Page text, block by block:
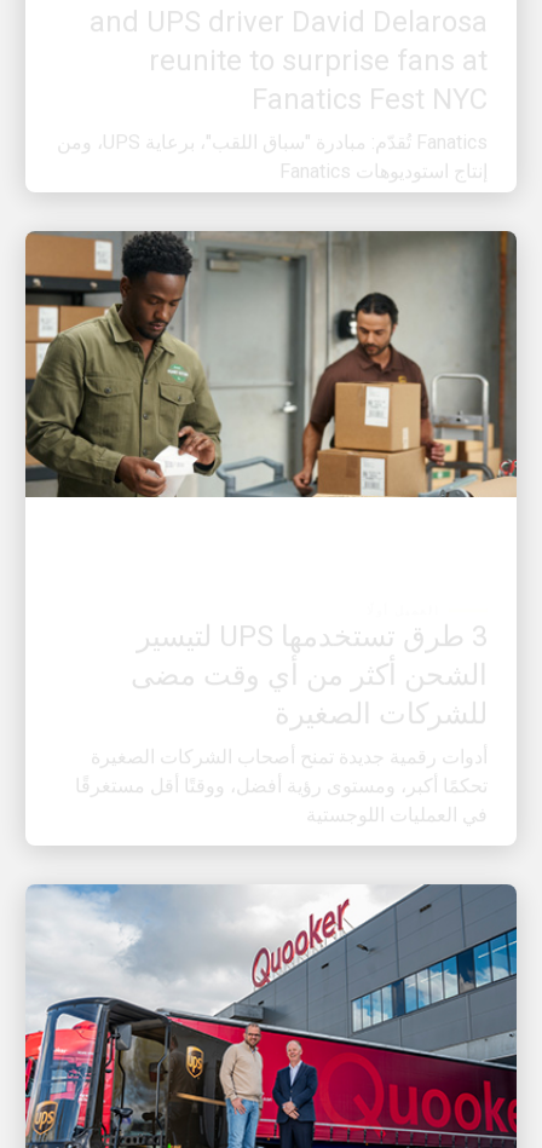
reunite to surprise fans at
Fanatics Fest NYC
إنتاج استوديوهات Fanatics
الشحن أكثر من أي وقت مضى
للشركات الصغيرة
أدوات رقمية جديدة تمنح أصحاب الشركات الصغيرة
تحكمًا أكبر، ومستوى رؤية أفضل، ووقتًا أقل مستغرقًا
في العمليات اللوجستية